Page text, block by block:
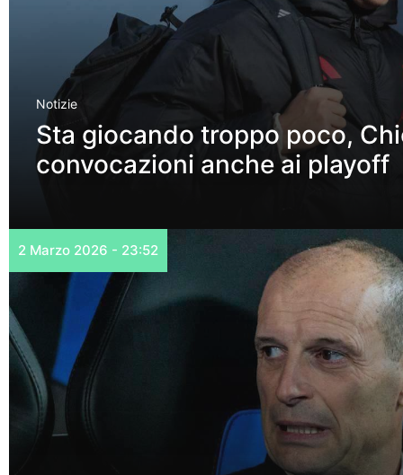
Notizie
Sta giocando troppo poco,
convocazioni anche ai playoff
2 Marzo 2026 - 23:52